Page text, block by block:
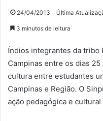
24/04/2013 Última
3 minutos de leitura
Índios integrantes da tribo
Campinas entre os dias
cultura entre estudantes
Campinas e Região. O
ação pedagógica e